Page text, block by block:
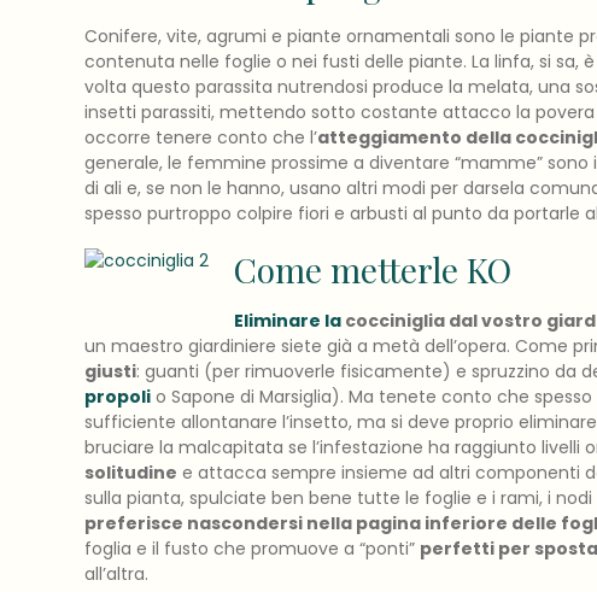
Conifere, vite, agrumi e piante ornamentali sono le piante
contenuta nelle foglie o nei fusti delle piante. La linfa, si sa,
volta questo parassita nutrendosi produce la melata, una
insetti parassiti, mettendo sotto costante attacco la
occorre tenere conto che l’atteggiamento della
generale, le femmine prossime a diventare “mamme”
di ali e, se non le hanno, usano altri modi per darsela
spesso purtroppo colpire fiori e arbusti al punto da portarle
Come metterle KO
Eliminare la cocciniglia dal vostro
un maestro giardiniere siete già a metà dell’opera. Come
giusti: guanti (per rimuoverle fisicamente) e spruzzino da
propoli o Sapone di Marsiglia). Ma tenete conto che
sufficiente allontanare l’insetto, ma si deve proprio
bruciare la malcapitata se l’infestazione ha raggiunto livelli
solitudine e attacca sempre insieme ad altri componenti
sulla pianta, spulciate ben bene tutte le foglie e i rami, i nodi
preferisce nascondersi nella pagina inferiore delle
foglia e il fusto che promuove a “ponti” perfetti per
all’altra.